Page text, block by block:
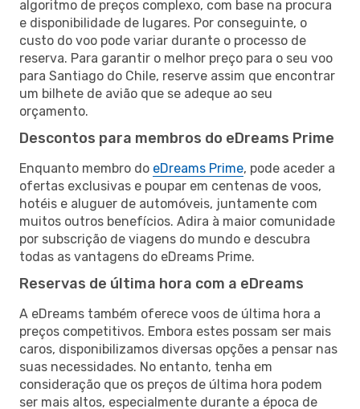
algoritmo de preços complexo, com base na procura
e disponibilidade de lugares. Por conseguinte, o
custo do voo pode variar durante o processo de
reserva. Para garantir o melhor preço para o seu voo
para Santiago do Chile, reserve assim que encontrar
um bilhete de avião que se adeque ao seu
orçamento.
Descontos para membros do eDreams Prime
Enquanto membro do eDreams Prime, pode aceder a
ofertas exclusivas e poupar em centenas de voos,
hotéis e aluguer de automóveis, juntamente com
muitos outros benefícios. Adira à maior comunidade
por subscrição de viagens do mundo e descubra
todas as vantagens do eDreams Prime.
Reservas de última hora com a eDreams
A eDreams também oferece voos de última hora a
preços competitivos. Embora estes possam ser mais
caros, disponibilizamos diversas opções a pensar nas
suas necessidades. No entanto, tenha em
consideração que os preços de última hora podem
ser mais altos, especialmente durante a época de